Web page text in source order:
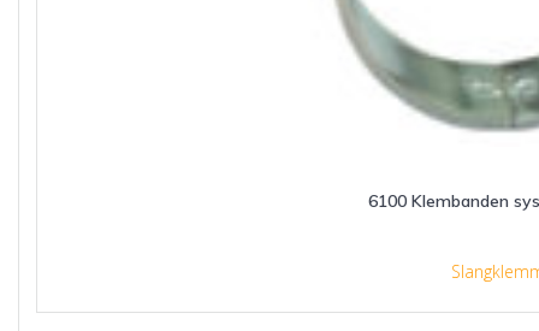
6100 Klembanden